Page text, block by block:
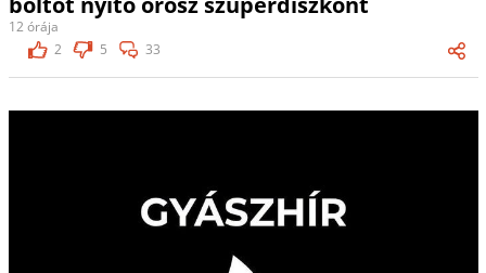
12 órája
2
5 33